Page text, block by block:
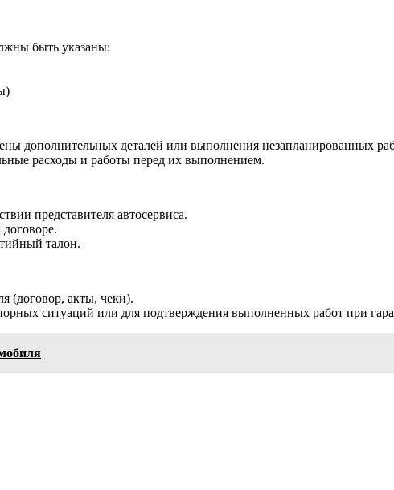
быть указаны:
дополнительных деталей или выполнения незапланированных
расходы и работы перед их выполнением.
представителя автосервиса.
талон.
(договор, акты, чеки).
ситуаций или для подтверждения выполненных работ при